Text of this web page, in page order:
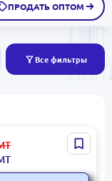
ПРОДАТЬ ОПТОМ
Все фильтры
|
измерительная 3